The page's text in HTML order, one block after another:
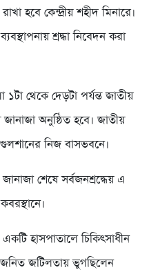
হবে কেন্দ্রীয় শহীদ মিনারে।
শ্রদ্ধা নিবেদন করা
থেকে দেড়টা পর্যন্ত জাতীয়
জানাজা অনুষ্ঠিত হবে। জাতীয়
নিজ বাসভবনে।
শেষে সর্বজনশ্রদ্ধেয় এ
হাসপাতালে চিকিৎসাধীন
জটিলতায় ভুগছিলেন